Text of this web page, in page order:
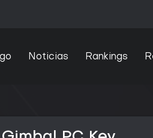
Noticias Rankings